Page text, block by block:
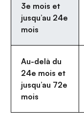
3e mois et
jusqu’au 24e
mois
Au-delà du
24e mois et
jusqu’au 72e
mois